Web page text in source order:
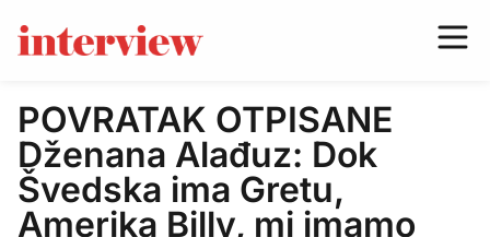
POVRATAK OTPISANE
Dženana Alađuz: Dok
Švedska ima Gretu,
Amerika Billy, mi imamo